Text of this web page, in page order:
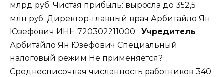
млрд руб. Чистая прибыль: выросла до 352,5
млн руб. Директор-главный врач Арбитайло Ян
Юзефович ИНН 720302211000
Учредитель
Арбитайло Ян Юзефович Специальный
налоговый режим Не применяется?
Среднесписочная численность работников 340